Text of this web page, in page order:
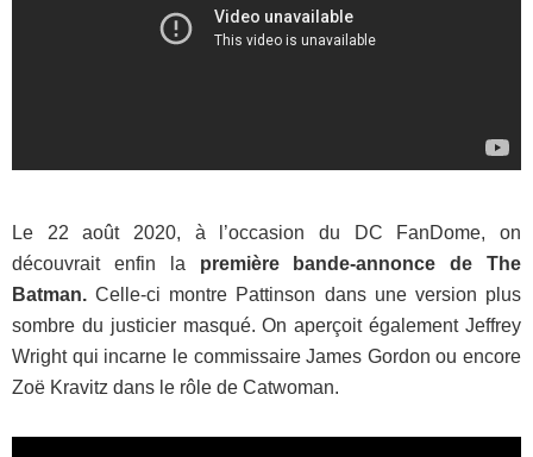
Le 22 août 2020, à l’occasion du DC FanDome, on
découvrait enfin la première bande-annonce de The
Batman.Celle-ci montre Pattinson dans une version plus
sombre du justicier masqué. On aperçoit également Jeffrey
Wright qui incarne le commissaire James Gordon ou encore
Zoë Kravitz dans le rôle de Catwoman.